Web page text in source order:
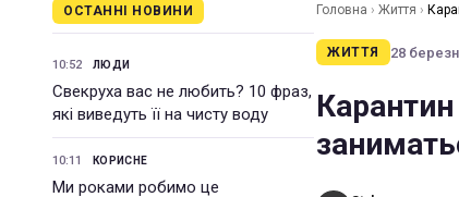
ОСТАННІ НОВИНИ
10:52 ЛЮДИ
Свекруха вас не любить? 10 фраз,
які виведуть її на чисту воду
10:11 КОРИСНЕ
Ми роками робимо це
Головна › Життя ›
ЖИТТЯ 28